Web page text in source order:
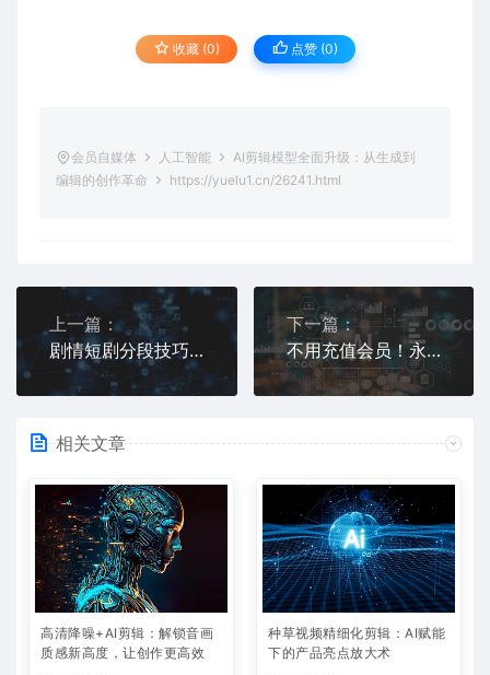
收藏 (0) 点赞 (0)
会员自媒体 人工智能
AI剪辑模型全面升级：从生成到
编辑的创作革命
https://yuelu1.cn/26241.html
上一篇：
剧情短剧分段技巧+AI连贯剪辑，打造丝滑流畅的视觉体验
下一篇：
不用充值会员！永久免费 AI 剪辑平台，创作者的福音来了
相关文章
高清降噪+AI剪辑：解锁音画
质感新高度，让创作更高效
种草视频精细化剪辑：AI赋能
下的产品亮点放大术